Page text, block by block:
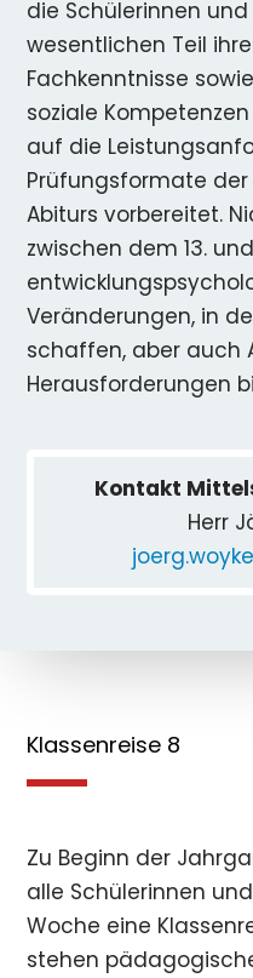
die Schülerinnen
wesentlichen Teil
Fachkenntnisse
soziale
auf die
Prüfungsformate
Abiturs vorbereitet.
zwischen dem 13.
Veränderungen, in
schaffen, aber auch
Herausforderungen
Kontakt
Herr
Klassenreise 8
Zu Beginn der
alle Schülerinnen
Woche eine
stehen